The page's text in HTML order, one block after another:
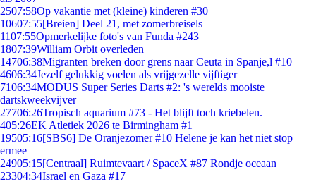
2507:58Op vakantie met (kleine) kinderen #30
10607:55[Breien] Deel 21, met zomerbreisels
1107:55Opmerkelijke foto's van Funda #243
1807:39William Orbit overleden
14706:38Migranten breken door grens naar Ceuta in Spanje,l #10
4606:34Jezelf gelukkig voelen als vrijgezelle vijftiger
7106:34MODUS Super Series Darts #2: 's werelds mooiste
dartskweekvijver
27706:26Tropisch aquarium #73 - Het blijft toch kriebelen.
405:26EK Atletiek 2026 te Birmingham #1
19505:16[SBS6] De Oranjezomer #10 Helene je kan het niet stop
ermee
24905:15[Centraal] Ruimtevaart / SpaceX #87 Rondje oceaan
23304:34Israel en Gaza #17